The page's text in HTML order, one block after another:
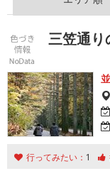
三笠通り
行ってみたい： 1